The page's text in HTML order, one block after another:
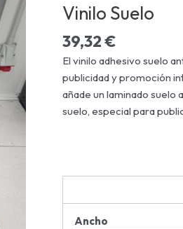
Vinilo Suelo
39,32€
El vinilo adhesivo suelo
publicidad y promoción
añade un laminado suelo
suelo, especial para
Ancho